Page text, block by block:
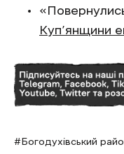
Куп’янщини
Богодухівський